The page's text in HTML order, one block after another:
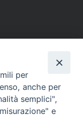
per
anche per
semplici",
e